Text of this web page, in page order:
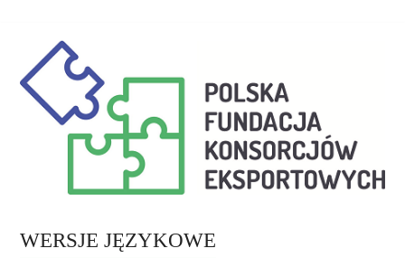
WERSJE JĘZYKOWE